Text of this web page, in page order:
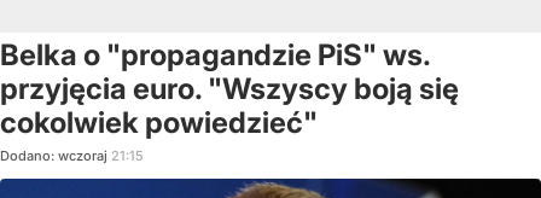
Belka o "propagandzie PiS" ws.
przyjęcia euro. "Wszyscy boją się
cokolwiek powiedzieć"
Dodano: wczoraj 21:15